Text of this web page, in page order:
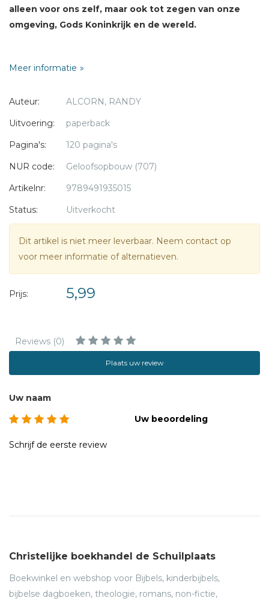
alleen voor ons zelf, maar ook tot zegen van onze
omgeving, Gods Koninkrijk en de wereld.
blijdschap. Een bijzonder boek met bijzondere inzichten.
Randy Alcorn is in Nederland vooral bekend als de schrijver
van een aantal zeer succesvolle boeken, waaronder
hemel zijn. Alcorn is ook oprichter van Eternal Perspective
Ministries. Daarvoor was hij veertien jaar voorganger. Hij
Meer informatie
Auteur:
ALCORN, RANDY
Uitvoering:
paperback
Pagina's:
120 pagina's
NUR code:
Geloofsopbouw (707)
Artikelnr:
9789491935015
Status:
Uitverkocht
Dit artikel is niet meer leverbaar. Neem contact op
voor meer informatie of alternatieven.
Prijs: 5,99
Reviews (0)
Plaats uw review
Uw naam
Uw beoordeling
Schrijf de eerste review
Christelijke boekhandel de Schuilplaats
Boekwinkel en webshop voor Bijbels, kinderbijbels,
bijbelse dagboeken, theologie, romans, non-fictie,